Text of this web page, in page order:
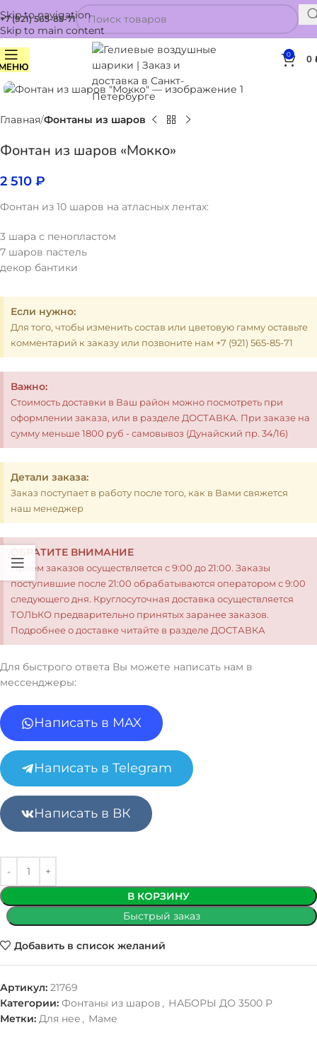
Skip to navigation
Skip to main content
+7 (921) 565-85-71
0 0
Нажмите, чтобы увеличить
Главная Фонтаны из шаров
Фонтан из шаров «Мокко»
2 510 ₽
Фонтан из 10 шаров на атласных лентах:
3 шара с пенопластом
7 шаров пастель
декор бантики
Если нужно:
Для того, чтобы изменить состав или цветовую гамму оставьте
комментарий к заказу или позвоните нам +7 (921) 565-85-71
Важно:
Стоимость доставки в Ваш район можно посмотреть при
оформлении заказа, или в разделе ДОСТАВКА. При заказе на
сумму меньше 1800 руб - самовывоз (Дунайский пр. 34/16)
Детали заказа:
Заказ поступает в работу после того, как в Вами свяжется
наш менеджер
ОБРАТИТЕ ВНИМАНИЕ
Прием заказов осуществляется с 9:00 до 21:00. Заказы
поступившие после 21:00 обрабатываются оператором с 9:00
следующего дня. Круглосуточная доставка осуществляется
ТОЛЬКО предварительно принятых заранее заказов.
Подробнее о доставке читайте в разделе ДОСТАВКА
Для быстрого ответа Вы можете написать нам в
мессенджеры:
Написать в MAX
Написать в Telegram
Написать в ВК
В КОРЗИНУ
Быстрый заказ
Добавить в список желаний
Артикул: 21769
Категории: Фонтаны из шаров , НАБОРЫ ДО 3500 Р
Метки: Для нее , Маме